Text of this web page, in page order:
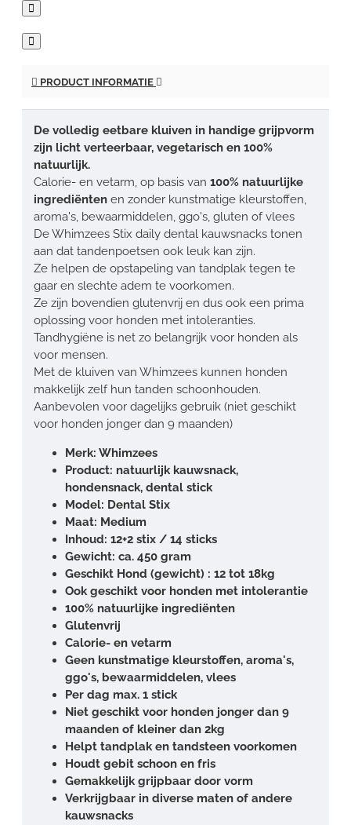
PRODUCT INFORMATIE
De volledig eetbare kluiven in handige grijpvorm
zijn licht verteerbaar, vegetarisch en 100%
natuurlijk.
Calorie- en vetarm, op basis van 100% natuurlijke
ingrediënten en zonder kunstmatige kleurstoffen,
aroma's, bewaarmiddelen, ggo's, gluten of vlees
De Whimzees Stix daily dental kauwsnacks tonen
aan dat tandenpoetsen ook leuk kan zijn.
Ze helpen de opstapeling van tandplak tegen te
gaar en slechte adem te voorkomen.
Ze zijn bovendien glutenvrij en dus ook een prima
oplossing voor honden met intoleranties.
Tandhygiëne is net zo belangrijk voor honden als
voor mensen.
Met de kluiven van Whimzees kunnen honden
makkelijk zelf hun tanden schoonhouden.
Aanbevolen voor dagelijks gebruik (niet geschikt
voor honden jonger dan 9 maanden)
Merk: Whimzees
Product: natuurlijk kauwsnack,
hondensnack, dental stick
Model: Dental Stix
Maat: Medium
Inhoud: 12+2 stix / 14 sticks
Gewicht: ca. 450 gram
Geschikt Hond (gewicht) : 12 tot 18kg
Ook geschikt voor honden met intolerantie
100% natuurlijke ingrediënten
Glutenvrij
Calorie- en vetarm
Geen kunstmatige kleurstoffen, aroma's,
ggo's, bewaarmiddelen, vlees
Per dag max. 1 stick
Niet geschikt voor honden jonger dan 9
maanden of kleiner dan 2kg
Helpt tandplak en tandsteen voorkomen
Houdt gebit schoon en fris
Gemakkelijk grijpbaar door vorm
Verkrijgbaar in diverse maten of andere
kauwsnacks